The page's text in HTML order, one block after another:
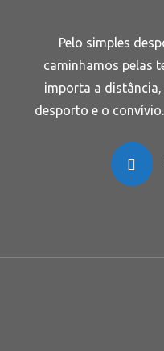
Pelo simples
caminhamos pelas
importa a
desporto e o